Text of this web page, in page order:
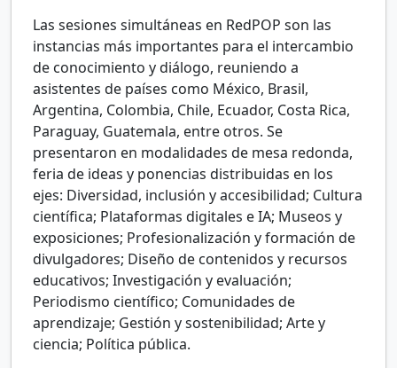
Las sesiones simultáneas en RedPOP son las
instancias más importantes para el intercambio
de conocimiento y diálogo, reuniendo a
asistentes de países como México, Brasil,
Argentina, Colombia, Chile, Ecuador, Costa Rica,
Paraguay, Guatemala, entre otros. Se
presentaron en modalidades de mesa redonda,
feria de ideas y ponencias distribuidas en los
ejes: Diversidad, inclusión y accesibilidad; Cultura
científica; Plataformas digitales e IA; Museos y
exposiciones; Profesionalización y formación de
divulgadores; Diseño de contenidos y recursos
educativos; Investigación y evaluación;
Periodismo científico; Comunidades de
aprendizaje; Gestión y sostenibilidad; Arte y
ciencia; Política pública.